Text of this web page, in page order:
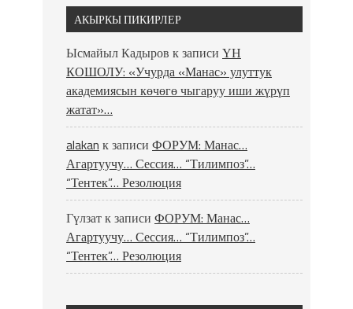
АКЫРКЫ ПИКИРЛЕР
Ысмайыл Кадыров к записи ҮН
КОШОЛУ: «Учурда «Манас» улуттук
академиясын көчөгө чыгаруу иши жүрүп
жатат»…
alakan к записи ФОРУМ: Манас…
Агартуучу… Сессия… “Тилимпоз”…
“Тентек”… Резолюция
Гүлзатк записи ФОРУМ: Манас…
Агартуучу… Сессия… “Тилимпоз”…
“Тентек”… Резолюция